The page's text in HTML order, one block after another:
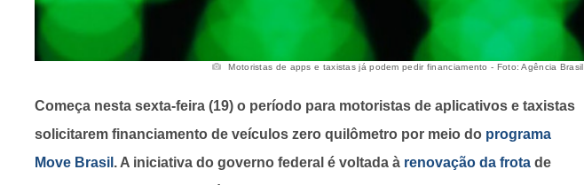
Motoristas de apps e taxistas já podem pedir financiamento - Foto: Agência Brasil
Começa nesta sexta-feira (19) o período para motoristas de aplicativos e taxistas
solicitarem financiamento de veículos zero quilômetro por meio do programa
Move Brasil . A iniciativa do governo federal é voltada à renovação da frota de